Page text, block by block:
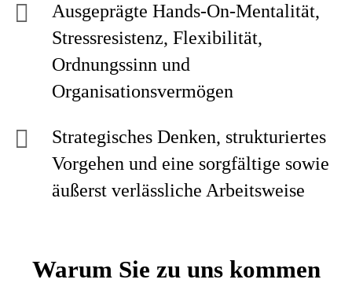
Ausgeprägte Hands-On-Mentalität,
Stressresistenz, Flexibilität,
Ordnungssinn und
Organisationsvermögen
Strategisches Denken, strukturiertes
Vorgehen und eine sorgfältige sowie
äußerst verlässliche Arbeitsweise
Warum Sie zu uns kommen